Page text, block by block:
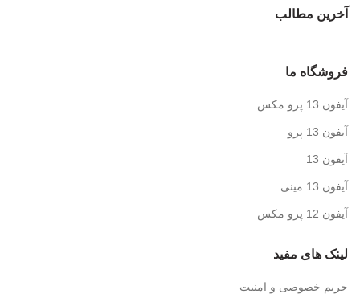
آخرین مطالب
فروشگاه ما
آیفون 13 پرو مکس
آیفون 13 پرو
آیفون 13
آیفون 13 مینی
آیفون 12 پرو مکس
لینک های مفید
حریم خصوصی و امنیت